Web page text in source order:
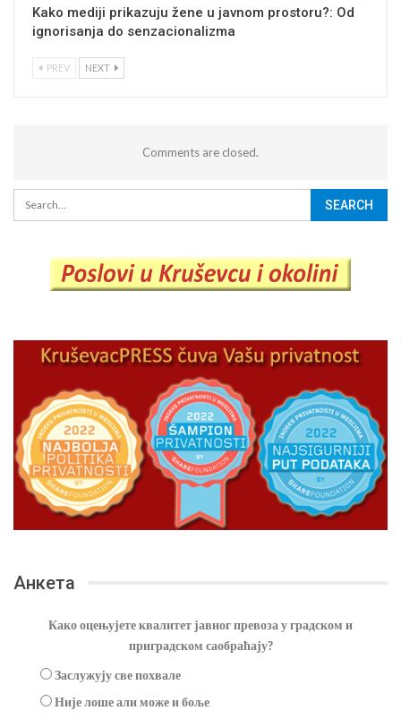
Kako mediji prikazuju žene u javnom prostoru?: Od
ignorisanja do senzacionalizma
PREV NEXT
Comments are closed.
Анкета
Како оцењујете квалитет јавног превоза у градском и
приградском саобраћају?
Заслужују све похвале
Није лоше али може и боље